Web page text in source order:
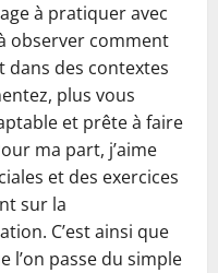
à pratiquer avec
observer comment
dans des contextes
plus vous
et prête à faire
ma part, j’aime
et des exercices
sur la
C’est ainsi que
l’on passe du simple